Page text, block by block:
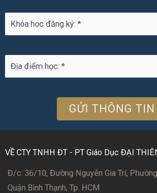
VỀ CTY TNHH ĐT - PT Giáo Dục ĐẠI
Đ/c: 36/10, Đường Nguyễn Gia Trí,
Quận Bình Thạnh, Tp. HCM